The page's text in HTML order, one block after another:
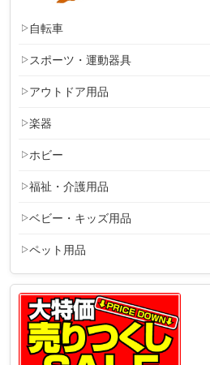
自転車
スポーツ・運動器具
アウトドア用品
楽器
ホビー
福祉・介護用品
ベビー・キッズ用品
ペット用品